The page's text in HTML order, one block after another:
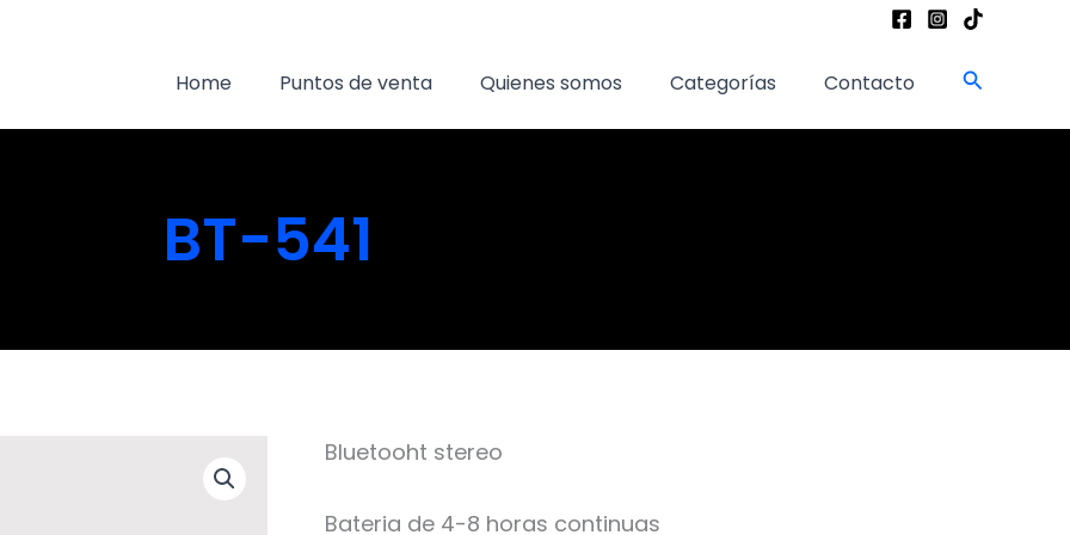
Home Puntos de venta Quienes somos Categorías Contacto Buscar
BT-541
Bluetooht stereo
Bateria de 4-8 horas continuas